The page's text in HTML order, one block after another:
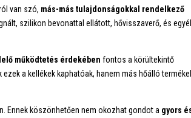
van szó, más-más tulajdonságokkal rendelkező
szilikon bevonattal ellátott, hővisszaverő, és
működtetés érdekében fontos a körültekintő
a kellékek kaphatóak, hanem más hőálló
Ennek köszönhetően nem okozhat gondot a gyors